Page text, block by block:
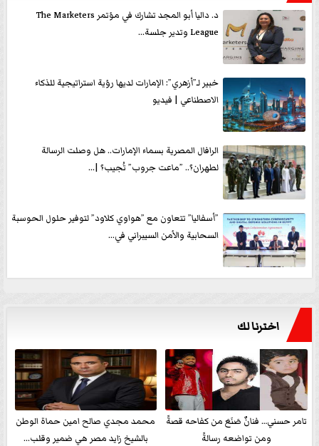
د. داليا أبو المجد تشارك في مؤتمر The Marketers
League وتدير جلسة...
خبير لـ”أزهري”: الإمارات لديها رؤية استراتيجية للذكاء
الاصطناعي | فيديو
الرافال المصرية بسماء الإمارات.. هل وصلت الرسالة
لطهران؟.. ”ماعت جروب” تُجيب؟ |...
”أسفاليا” تتعاون مع ”هواوي كلاود” لتوفير حلول الحوسبة
السحابية والأمن السيبراني في...
اخترنا لك
تامر حسني… فنانٌ صَنَعَ من كفاحه قصةً
ومن تواضعه رسالةً
محمد مجدي صالح امين حماة الوطن
بالشيخ زايد مصر هي ضمير وقلب...